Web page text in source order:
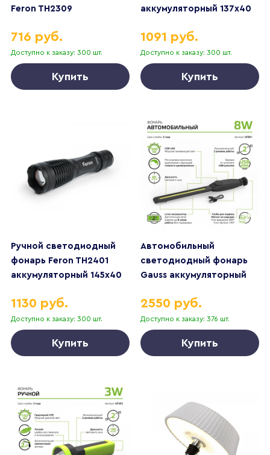
Feron TH2309
200 лм 41713
Доступно к заказу: 300 шт.
716 руб.
Купить
аккумуляторный 137х40
Доступно к заказу: 300 шт.
1091 руб.
Купить
Ручной светодиодный
фонарь Feron TH2401
аккумуляторный 145х40
Доступно к заказу: 300 шт.
1130 руб.
Купить
Автомобильный
светодиодный фонарь
Gauss аккумуляторный
Доступно к заказу: 376 шт.
2550 руб.
Купить